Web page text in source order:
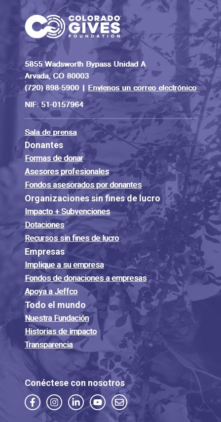
5855 Wadsworth Bypass Unidad A
Arvada, CO 80003
(720) 898-5900 |Envíenos un correo electrónico
NIF: 51-0157964
Sala de prensa
Donantes
Formas de donar
Asesores profesionales
Fondos asesorados por donantes
Organizaciones sin fines de lucro
Impacto + Subvenciones
Dotaciones
Recursos sin fines de lucro
Empresas
Implique a su empresa
Fondos de donaciones a empresas
Apoya a Jeffco
Todo el mundo
Nuestra Fundación
Historias de impacto
Transparencia
Conéctese con nosotros